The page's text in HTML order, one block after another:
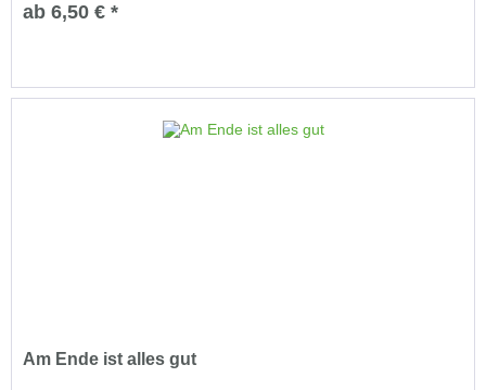
ab 6,50 € *
Am Ende ist alles gut